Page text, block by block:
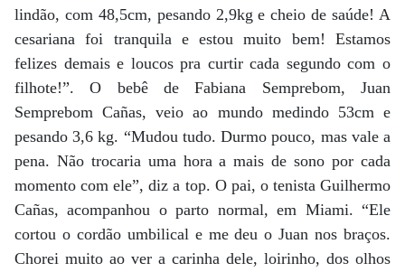
lindão, com 48,5cm, pesando 2,9kg e cheio de saúde! A
cesariana foi tranquila e estou muito bem! Estamos
felizes demais e loucos pra curtir cada segundo com o
filhote!”. O bebê de Fabiana Semprebom, Juan
Semprebom Cañas, veio ao mundo medindo 53cm e
pesando 3,6 kg. “Mudou tudo. Durmo pouco, mas vale a
pena. Não trocaria uma hora a mais de sono por cada
momento com ele”, diz a top. O pai, o tenista Guilhermo
Cañas, acompanhou o parto normal, em Miami. “Ele
cortou o cordão umbilical e me deu o Juan nos braços.
Chorei muito ao ver a carinha dele, loirinho, dos olhos